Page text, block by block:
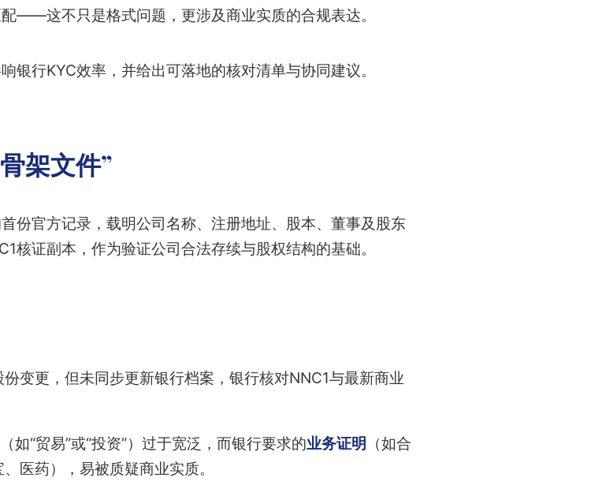
——这不只是格式问题，更涉及商业实质的合规表达。
银行KYC效率，并给出可落地的核对清单与协同建议。
架文件”
份官方记录，载明公司名称、注册地址、股本、董事及股东
核证副本，作为验证公司合法存续与股权结构的基础。
变更，但未同步更新银行档案，银行核对NNC1与最新商业
如“贸易”或“投资”）过于宽泛，而银行要求的业务证明
（如合
医药），易被质疑商业实质。